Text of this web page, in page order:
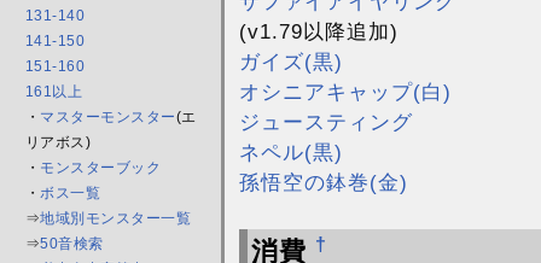
131-140
141-150
151-160
161以上
・ マスターモンスター(エ
リアボス)
・ モンスターブック
・ ボス一覧
⇒地域別モンスター一覧
⇒50音検索
(v1.79以降追加)
ガイズ(黒)
オシニアキャップ(白)
ジュースティング
ネペル(黒)
孫悟空の鉢巻(金)
消費 †